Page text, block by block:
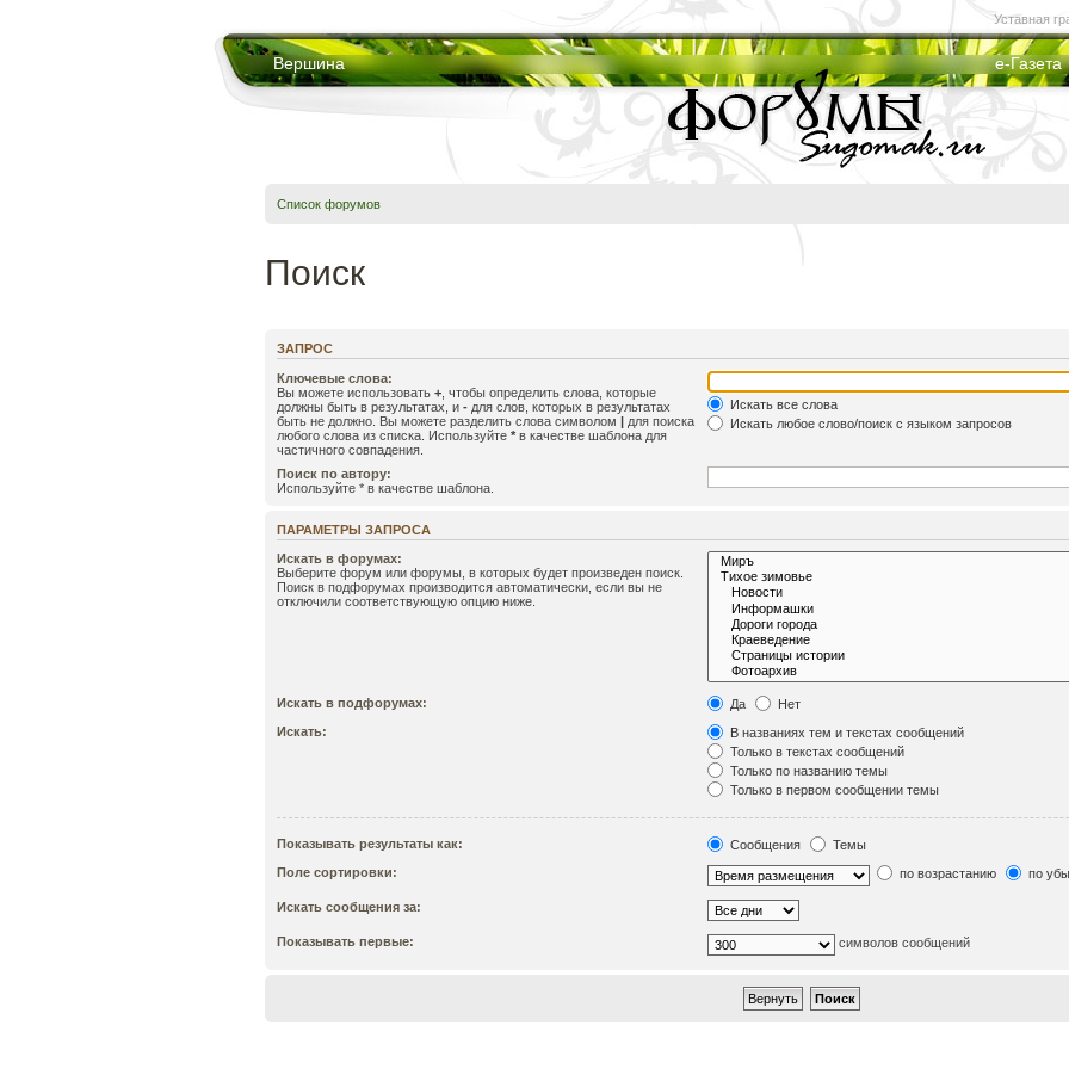
Вершина е-Газета
Уставная
Список форумов
Поиск
ЗАПРОС
Ключевые слова:
Вы можете использовать + , чтобы определить слова, которые
должны быть в результатах, и - для слов, которых в результатах
быть не должно. Вы можете разделить слова символом | для поиска
любого слова из списка. Используйте * в качестве шаблона для
частичного совпадения.
Искать все слова
Искать любое слово/поиск с языком запросов
Поиск по автору:
Используйте * в качестве шаблона.
ПАРАМЕТРЫ ЗАПРОСА
Искать в форумах:
Выберите форум или форумы, в которых будет произведен поиск.
Поиск в подфорумах производится автоматически, если вы не
отключили соответствующую опцию ниже.
Искать в подфорумах: Да
Нет
Искать:
В названиях тем и текстах сообщений
Только в текстах сообщений
Только по названию темы
Только в первом сообщении темы
Показывать результаты как: Сообщения
Темы
Поле сортировки:
по возрастанию по
Искать сообщения за:
Показывать первые: символов сообщений